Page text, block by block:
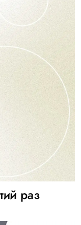
раз